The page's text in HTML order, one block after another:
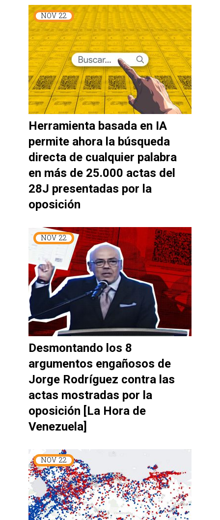
NOV 22
Herramienta basada en IA
permite ahora la búsqueda
directa de cualquier palabra
en más de 25.000 actas del
28J presentadas por la
oposición
NOV 22
Desmontando los 8
argumentos engañosos de
Jorge Rodríguez contra las
actas mostradas por la
oposición [La Hora de
Venezuela]
NOV 22